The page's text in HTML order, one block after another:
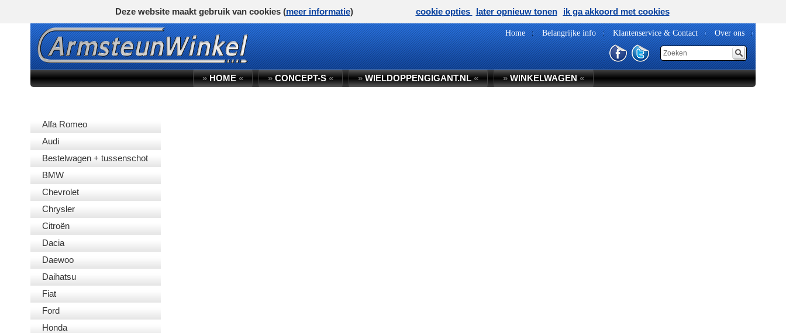
Home Belangrijke info Klantenservice & Contact Over ons
»HOME« »CONCEPT-S« »WIELDOPPENGIGANT.NL« »WINKELWAGEN«
Alfa Romeo
Audi
Bestelwagen + tussenschot
BMW
Chevrolet
Chrysler
Citroën
Dacia
Daewoo
Daihatsu
Fiat
Ford
Honda
Deze website maakt gebruik van cookies (meer informatie) cookie opties later opnieuw tonen ik ga akkoord met cookies